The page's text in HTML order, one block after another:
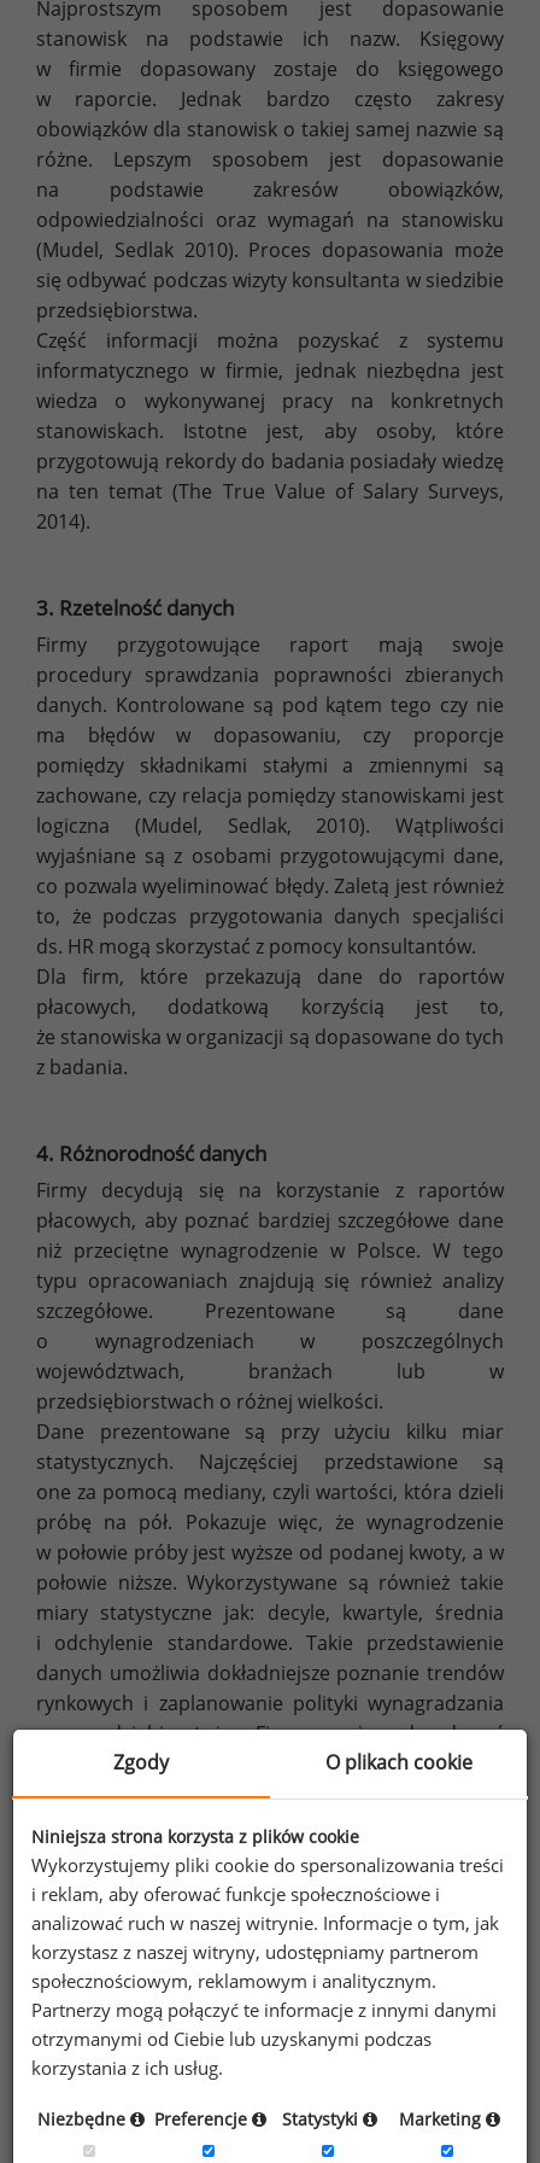
Najprostszym sposobem jest dopasowanie
stanowisk na podstawie ich nazw. Księgowy
w firmie dopasowany zostaje do księgowego
w raporcie. Jednak bardzo często zakresy
obowiązków dla stanowisk o takiej samej nazwie są
różne. Lepszym sposobem jest dopasowanie
na podstawie zakresów obowiązków,
odpowiedzialności oraz wymagań na stanowisku
(Mudel, Sedlak 2010). Proces dopasowania może
się odbywać podczas wizyty konsultanta w siedzibie
przedsiębiorstwa.
Część informacji można pozyskać z systemu
informatycznego w firmie, jednak niezbędna jest
wiedza o wykonywanej pracy na konkretnych
stanowiskach. Istotne jest, aby osoby, które
przygotowują rekordy do badania posiadały wiedzę
na ten temat (The True Value of Salary Surveys,
2014).
3. Rzetelność danych
Firmy przygotowujące raport mają swoje
procedury sprawdzania poprawności zbieranych
danych. Kontrolowane są pod kątem tego czy nie
ma błędów w dopasowaniu, czy proporcje
pomiędzy składnikami stałymi a zmiennymi są
zachowane, czy relacja pomiędzy stanowiskami jest
logiczna (Mudel, Sedlak, 2010). Wątpliwości
wyjaśniane są z osobami przygotowującymi dane,
co pozwala wyeliminować błędy. Zaletą jest również
to, że podczas przygotowania danych specjaliści
ds. HR mogą skorzystać z pomocy konsultantów.
Dla firm, które przekazują dane do raportów
płacowych, dodatkową korzyścią jest to,
że stanowiska w organizacji są dopasowane do tych
z badania.
4. Różnorodność danych
Firmy decydują się na korzystanie z raportów
płacowych, aby poznać bardziej szczegółowe dane
niż przeciętne wynagrodzenie w Polsce. W tego
typu opracowaniach znajdują się również analizy
szczegółowe. Prezentowane są dane
o wynagrodzeniach w poszczególnych
województwach, branżach lub w
przedsiębiorstwach o różnej wielkości.
Dane prezentowane są przy użyciu kilku miar
statystycznych. Najczęściej przedstawione są
one za pomocą mediany, czyli wartości, która dzieli
próbę na pół. Pokazuje więc, że wynagrodzenie
w połowie próby jest wyższe od podanej kwoty, a w
połowie niższe. Wykorzystywane są również takie
miary statystyczne jak: decyle, kwartyle, średnia
i odchylenie standardowe. Takie przedstawienie
danych umożliwia dokładniejsze poznanie trendów
rynkowych i zaplanowanie polityki wynagradzania
w przedsiębiorstwie. Firma może zdecydować
czy chce płacić tyle co rynek, powyżej czy poniżej
(Mudel, Sedlak, 2010). W raportach płacowych
znajdują się informacje o wysokości wynagrodzenia
podstawowego, całkowitego oraz zmiennego.
Jednym z powodów, dla których firmy decydują się
na korzystanie z raportów płacowych jest analiza
benefitów oferowanych na konkretnych
stanowiskach (Davis, Koechel, 2006). W raportach
można znaleźć także informacje o zrealizowanych
oraz planowanych podwyżkach.
5. Aktualność danych
Zgody O plikach cookie
Niniejsza strona korzysta z plików cookie
Wykorzystujemy pliki cookie do spersonalizowania treści
i reklam, aby oferować funkcje społecznościowe i
analizować ruch w naszej witrynie. Informacje o tym, jak
korzystasz z naszej witryny, udostępniamy partnerom
społecznościowym, reklamowym i analitycznym.
Partnerzy mogą połączyć te informacje z innymi danymi
otrzymanymi od Ciebie lub uzyskanymi podczas
korzystania z ich usług.
Niezbędne Preferencje Statystyki Marketing